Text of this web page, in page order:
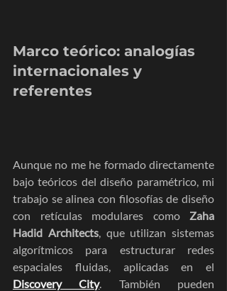
Marco teórico: analogías
internacionales y
referentes
Aunque no me he formado directamente
bajo teóricos del diseño paramétrico, mi
trabajo se alinea con filosofías de diseño
con retículas modulares como Zaha
Hadid Architects, que utilizan sistemas
algorítmicos para estructurar redes
Discovery City. También pueden